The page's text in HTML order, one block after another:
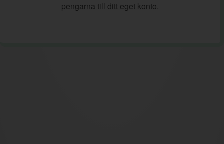
pengarna till ditt eget konto.